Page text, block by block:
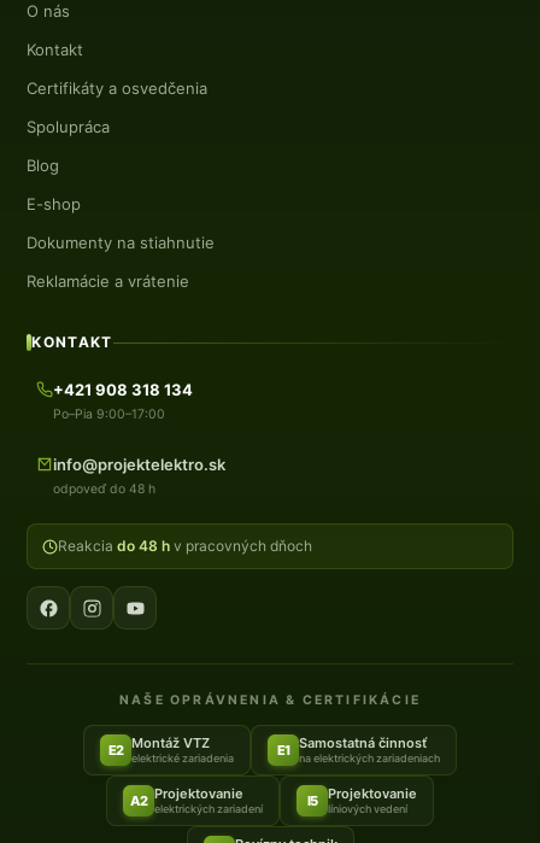
O nás
Kontakt
Certifikáty a osvedčenia
Spolupráca
Blog
E-shop
Dokumenty na stiahnutie
Reklamácie a vrátenie
KONTAKT
+421 908 318 134
Po–Pia 9:00–17:00
info@projektelektro.sk
odpoveď do 48 h
Reakciado 48 h v pracovných dňoch
NAŠE OPRÁVNENIA & CERTIFIKÁCIE
E2 Montáž VTZ
elektrické zariadenia E1 Samostatná činnosť
na elektrických zariadeniach
A2 Projektovanie
elektrických zariadení I5 Projektovanie
líniových vedení